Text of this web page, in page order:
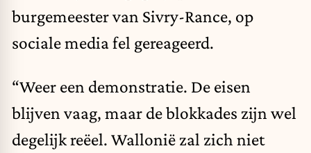
burgemeester van Sivry-Rance, op
sociale media fel gereageerd.
“Weer een demonstratie. De eisen
blijven vaag, maar de blokkades zijn wel
degelijk reëel. Wallonië zal zich niet